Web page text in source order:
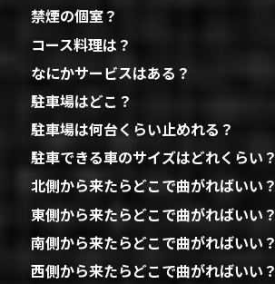
禁煙の個室？
コース料理は？
なにかサービスはある？
駐車場はどこ？
駐車場は何台くらい止めれる？
駐車できる車のサイズはどれくらい？
北側から来たらどこで曲がればいい？
東側から来たらどこで曲がればいい？
南側から来たらどこで曲がればいい？
西側から来たらどこで曲がればいい？